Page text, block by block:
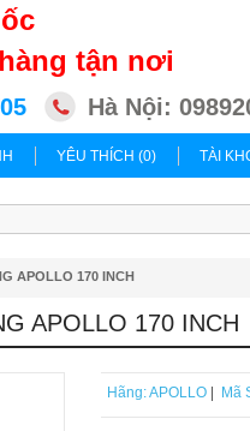
tận nơi
Hà Nội:
YÊU THÍCH (0) TÀI
APOLLO 170 INCH
APOLLO 170 INCH
Hãng:APOLLO| Mã